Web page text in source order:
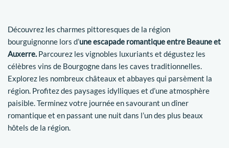
Découvrez les charmes pittoresques de la région
bourguignonne lors d’une escapade romantique entre Beaune et
Auxerre. Parcourez les vignobles luxuriants et dégustez les
célèbres vins de Bourgogne dans les caves traditionnelles.
Explorez les nombreux châteaux et abbayes qui parsèment la
région. Profitez des paysages idylliques et d’une atmosphère
paisible. Terminez votre journée en savourant un dîner
romantique et en passant une nuit dans l’un des plus beaux
hôtels de la région.